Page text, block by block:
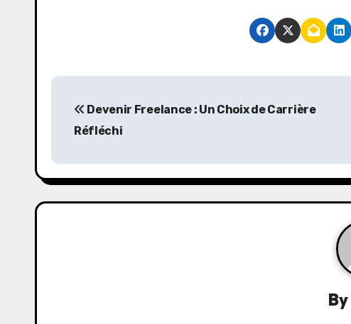
P
t
n
Devenir Freelance : Un Choix de Carrière
Réfléchi
By